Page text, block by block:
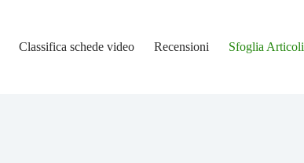
Classifica schede video Recensioni Sfoglia Articoli